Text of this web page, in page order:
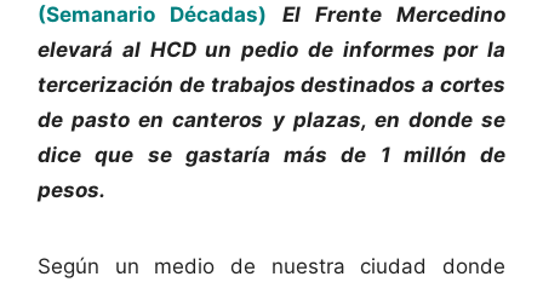
(Semanario Décadas) El Frente Mercedino
elevará al HCD un pedio de informes por la
tercerización de trabajos destinados a cortes
de pasto en canteros y plazas, en donde se
dice que se gastaría más de 1 millón de
pesos.
Según un medio de nuestra ciudad donde